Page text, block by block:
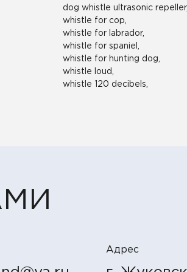
dog whistle ultrasonic
whistle for cop,
whistle for labrador,
whistle for spaniel,
whistle for hunting dog,
whistle loud,
whistle 120 decibels,
Адрес